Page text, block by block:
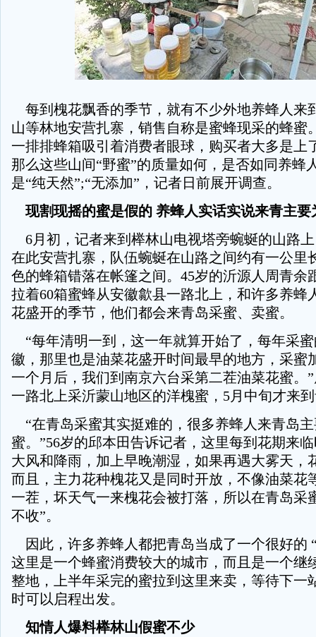
每到槐花飘香的季节，就有不少外地养蜂人来
山等林地安营扎寨，销售自称是蜜蜂现采的蜂蜜
一排排蜂箱吸引着消费者眼球，购买者大多是上
那么这些山间“野蜜”的质量如何，是否如同养蜂
是“纯天然”;“无添加”，记者日前展开调查。
现割现摇的蜜是假的 养蜂人实话实说来青主要
6月初，记者来到榉林山电视塔旁蜿蜒的山路
在此安营扎寨，队伍蜿蜒在山路之间约有一公里
色的蜂箱错落在帐篷之间。45岁的沂源人周青余
拉着60箱蜜蜂从安徽歙县一路北上，和许多养蜂
花盛开的季节，他们都会来青岛采蜜、卖蜜。
“每年清明一到，这一年就算开始了，每年采
徽，那里也是油菜花盛开时间最早的地方，采蜜
一个月后，我们到南京六台采第二茬油菜花蜜。
一路北上采沂蒙山地区的洋槐蜜，5月中旬才来
“在青岛采蜜其实挺难的，很多养蜂人来青岛
蜜。”56岁的邱本田告诉记者，这里每到花期来
大风和降雨，加上早晚潮湿，如果再遇大雾天，
而且，主力花种槐花又是同时开放，不像油菜花
一茬，坏天气一来槐花会被打落，所以在青岛采
不收”。
因此，许多养蜂人都把青岛当成了一个很好的
这里是一个蜂蜜消费较大的城市，而且是一个继
整地，上半年采完的蜜拉到这里来卖，等待下一
时可以启程出发。
知情人爆料榉林山假蜜不少